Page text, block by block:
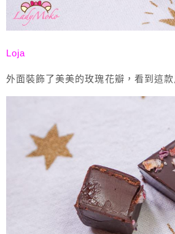
Loja
外面裝飾了美美的玫瑰花瓣，看到這款